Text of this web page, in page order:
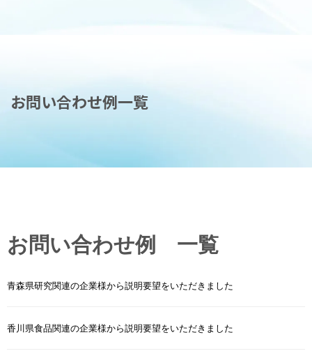
お問い合わせ例一覧
お問い合わせ例 一覧
青森県研究関連の企業様から説明要望をいただきました
香川県食品関連の企業様から説明要望をいただきました